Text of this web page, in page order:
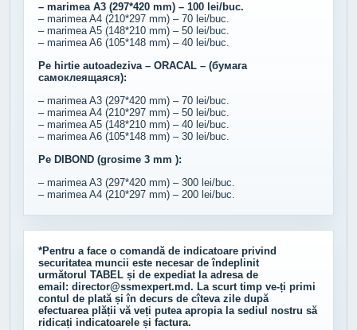
– marimea A3 (297*420 mm) – 100 lei/buc.
– marimea A4 (210*297 mm) – 70 lei/buc.
– marimea A5 (148*210 mm) – 50 lei/buc.
– marimea A6 (105*148 mm) – 40 lei/buc.
Pe hirtie autoadeziva – ORACAL – (бумага
самоклеящаяся):
– marimea A3 (297*420 mm) – 70 lei/buc.
– marimea A4 (210*297 mm) – 50 lei/buc.
– marimea A5 (148*210 mm) – 40 lei/buc.
– marimea A6 (105*148 mm) – 30 lei/buc.
Pe DIBOND (grosime 3 mm ):
– marimea A3 (297*420 mm) – 300 lei/buc.
– marimea A4 (210*297 mm) – 200 lei/buc.
*Pentru a face o comandă de indicatoare privind
securitatea muncii este necesar de îndeplinit
următorul TABEL și de expediat la adresa de
email: director@ssmexpert.md. La scurt timp ve-ți primi
contul de plată și în decurs de cîteva zile după
efectuarea plății vă veți putea apropia la sediul nostru să
ridicați indicatoarele și factura.